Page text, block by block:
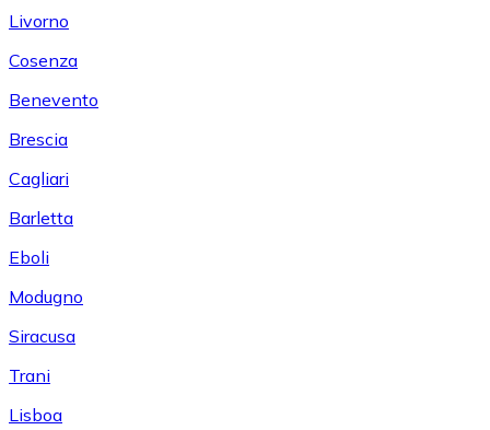
Livorno
Cosenza
Benevento
Brescia
Cagliari
Barletta
Eboli
Modugno
Siracusa
Trani
Lisboa